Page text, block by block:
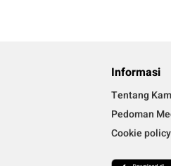
Informasi
Tentang
Pedoman
Cookie policy